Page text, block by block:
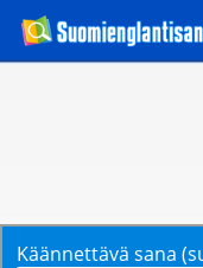
Käännettävä sana